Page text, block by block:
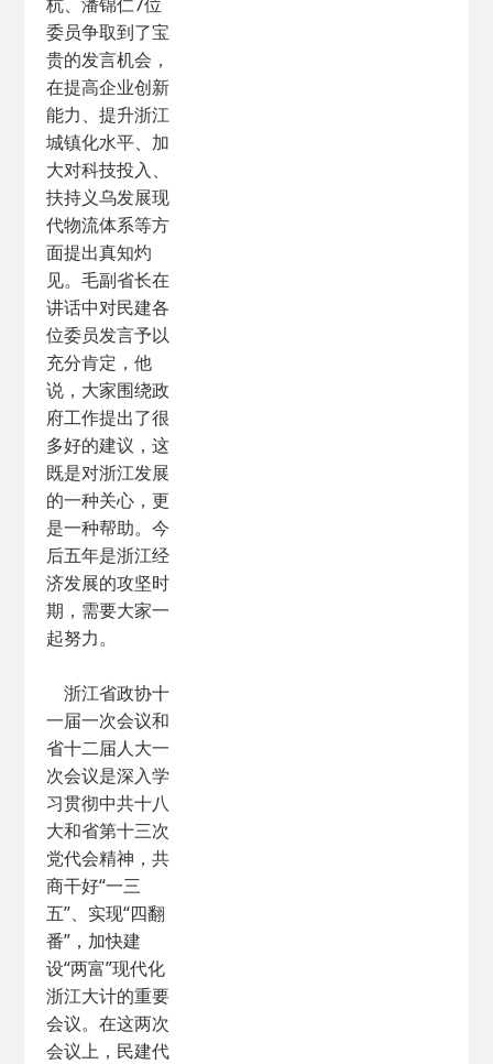
委员争取到了宝
贵的发言机会，
在提高企业创新
能力、提升浙江
城镇化水平、加
大对科技投入、
扶持义乌发展现
代物流体系等方
面提出真知灼
见。毛副省长在
讲话中对民建各
位委员发言予以
充分肯定，他
说，大家围绕政
府工作提出了很
多好的建议，这
既是对浙江发展
的一种关心，更
是一种帮助。今
后五年是浙江经
济发展的攻坚时
期，需要大家一
起努力。
浙江省政协十
一届一次会议和
省十二届人大一
次会议是深入学
习贯彻中共十八
大和省第十三次
党代会精神，共
商干好“一三
五”、实现“四翻
番”，加快建
设“两富”现代化
浙江大计的重要
会议。在这两次
会议上，民建代